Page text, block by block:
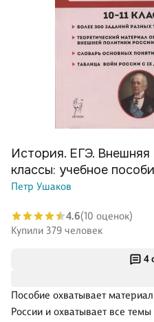
4
Пособие охватывает
России и охватывает все
История. ЕГЭ. Внешняя
классы: учебное
Петр Ушаков
4.6(10 оценок)
Купили 379 человек